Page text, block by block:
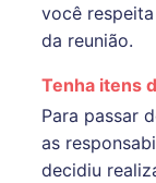
você
da reunião.
Tenha itens
Para passar
as
decidiu